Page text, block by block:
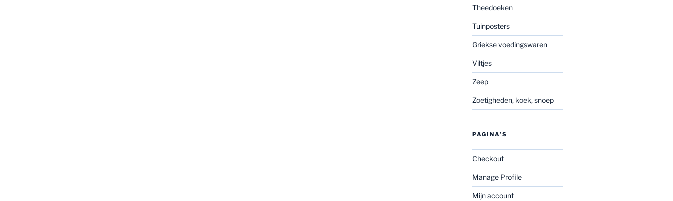
Theedoeken
Tuinposters
Griekse voedingswaren
Viltjes
Zeep
Zoetigheden, koek, snoep
PAGINA’S
Checkout
Manage Profile
Mijn account